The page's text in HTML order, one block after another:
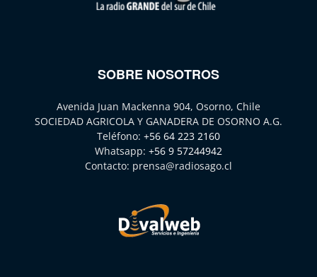
SOBRE NOSOTROS
Avenida Juan Mackenna 904, Osorno, Chile
SOCIEDAD AGRICOLA Y GANADERA DE OSORNO A.G.
Teléfono: +56 64 223 2160
Whatsapp: +56 9 57244942
Contacto: prensa@radiosago.cl